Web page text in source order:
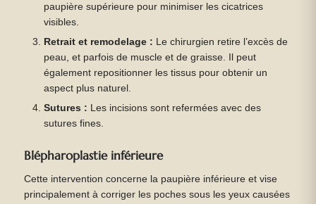
paupière supérieure pour minimiser les cicatrices
visibles.
Retrait et remodelage : Le chirurgien retire l’excès de
peau, et parfois de muscle et de graisse. Il peut
également repositionner les tissus pour obtenir un
aspect plus naturel.
Sutures : Les incisions sont refermées avec des
sutures fines.
Blépharoplastie inférieure
Cette intervention concerne la paupière inférieure et vise
principalement à corriger les poches sous les yeux causées